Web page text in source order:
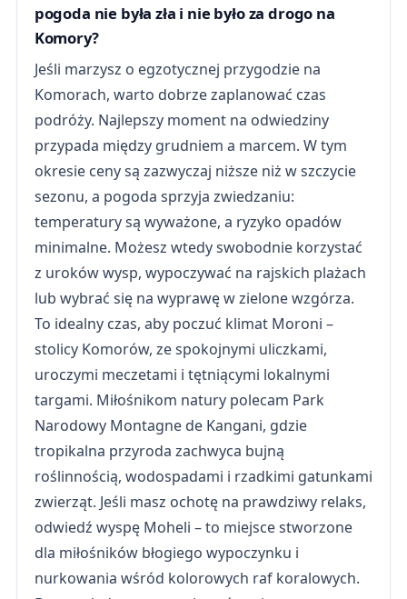
pogoda nie była zła i nie było za drogo na
Komory?
Jeśli marzysz o egzotycznej przygodzie na
Komorach, warto dobrze zaplanować czas
podróży. Najlepszy moment na odwiedziny
przypada między grudniem a marcem. W tym
okresie ceny są zazwyczaj niższe niż w szczycie
sezonu, a pogoda sprzyja zwiedzaniu:
temperatury są wyważone, a ryzyko opadów
minimalne. Możesz wtedy swobodnie korzystać
z uroków wysp, wypoczywać na rajskich plażach
lub wybrać się na wyprawę w zielone wzgórza.
To idealny czas, aby poczuć klimat Moroni –
stolicy Komorów, ze spokojnymi uliczkami,
uroczymi meczetami i tętniącymi lokalnymi
targami. Miłośnikom natury polecam Park
Narodowy Montagne de Kangani, gdzie
tropikalna przyroda zachwyca bujną
roślinnością, wodospadami i rzadkimi gatunkami
zwierząt. Jeśli masz ochotę na prawdziwy relaks,
odwiedź wyspę Moheli – to miejsce stworzone
dla miłośników błogiego wypoczynku i
nurkowania wśród kolorowych raf koralowych.